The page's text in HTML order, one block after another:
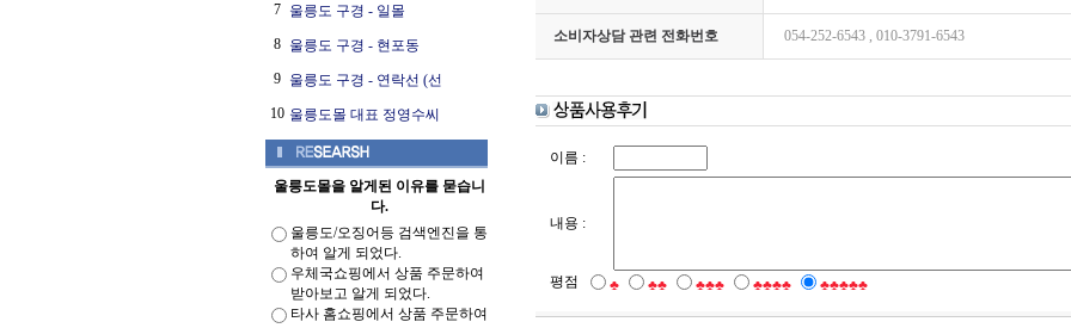
7 울릉도 구경 - 일몰
8 울릉도 구경 - 현포동
9 울릉도 구경 - 연락선 (선
10 울릉도몰 대표 정영수씨
울릉도몰을 알게된 이유를 묻습니
다.
울릉도/오징어등 검색엔진을 통
하여 알게 되었다.
우체국쇼핑에서 상품 주문하여
받아보고 알게 되었다.
타사 홈쇼핑에서 상품 주문하여
소비자상담 관련 전화번호 054-252-6543 , 010-3791-6543
이름 :
내용 :
평점 ♣ ♣♣ ♣♣♣ ♣♣♣♣ ♣♣♣♣♣